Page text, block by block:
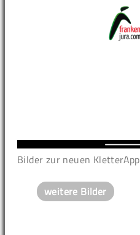
Bilder zur neuen KletterApp
weitere Bilder